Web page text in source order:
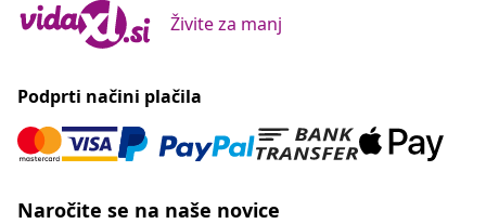
Živite za manj
Podprti načini plačila
Naročite se na naše novice